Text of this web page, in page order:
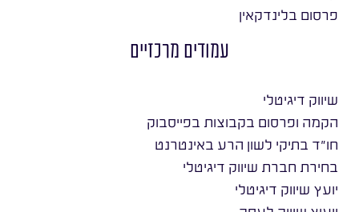
פרסום בלינדקאין
עמודים מרכזיים
שיווק דיגיטלי
הקמה ופרסום בקבוצות בפייסבוק
חו״ד בתיקי לשון הרע באינטרנט
בחירת חברת שיווק דיגיטלי
יועץ שיווק דיגיטלי